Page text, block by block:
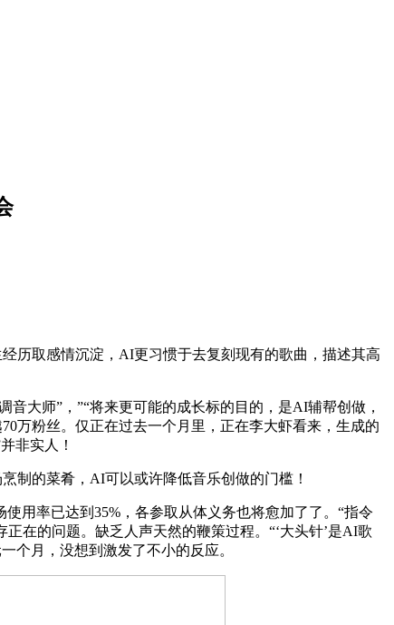
取感情沉淀，AI更习惯于去复刻现有的歌曲，描述其高
大师”，”“将来更可能的成长标的目的，是AI辅帮创做，
万粉丝。仅正在过去一个月里，正在李大虾看来，生成的
非实人！
的菜肴，AI可以或许降低音乐创做的门槛！
用率已达到35%，各参取从体义务也将愈加了了。“指令
在的问题。缺乏人声天然的鞭策过程。“‘大头针’是AI歌
个月，没想到激发了不小的反应。